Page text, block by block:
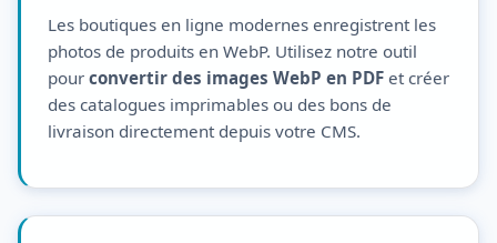
Les boutiques en ligne modernes enregistrent les
photos de produits en WebP. Utilisez notre outil
pour convertir des images WebP en PDF et créer
des catalogues imprimables ou des bons de
livraison directement depuis votre CMS.